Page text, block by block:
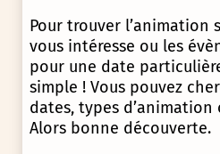
Pour trouver l’animation
vous intéresse ou les
pour une date
simple ! Vous pouvez
dates, types
Alors bonne découverte.